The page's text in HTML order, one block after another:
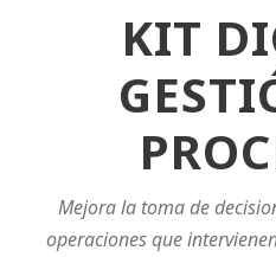
KIT
Mejora la toma de
operaciones que